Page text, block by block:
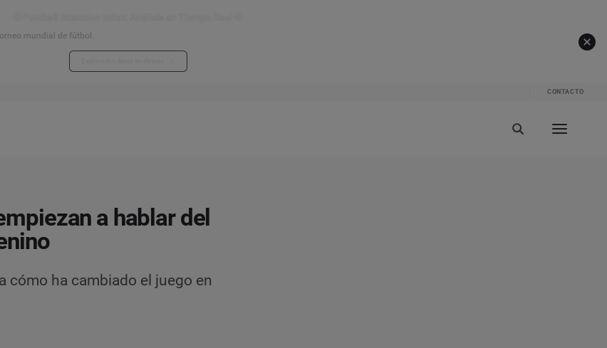
mundial de fútbol.
CONTACTO
a hablar del
cómo ha cambiado el juego en